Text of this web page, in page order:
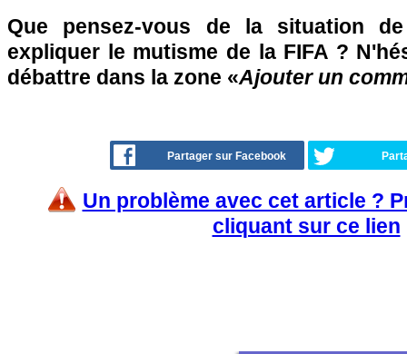
Que pensez-vous de la situation
expliquer le mutisme de la FIFA ?
débattre dans la zone «Ajouter un
Partager sur Facebook
Un problème avec cet article ?
cliquant sur ce lien